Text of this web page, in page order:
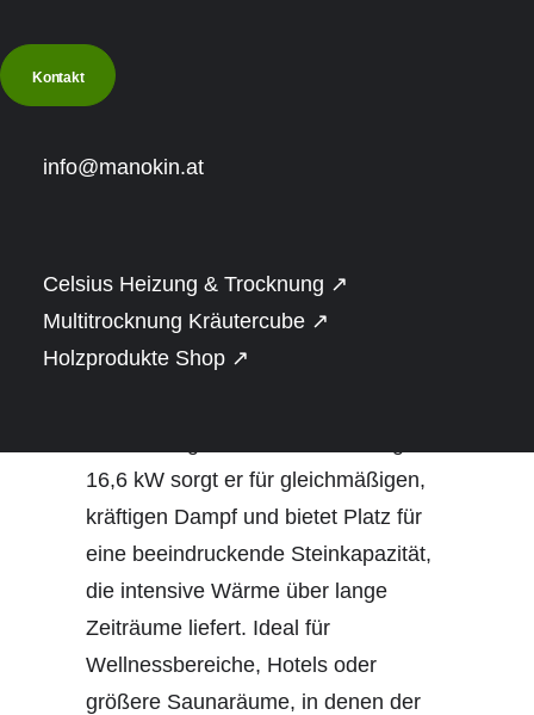
Kontakt
info@manokin.at
Celsius Heizung & Trocknung ↗
Multitrocknung Kräutercube ↗
Holzprodukte Shop ↗
gewerbliche Nutzung für
Sinne umhüllt, während Sie sich völlig
entspannen. Der Harvia Cilindro Pro
PC165E ist die perfekte Wahl für
16,6 kW sorgt er für gleichmäßigen,
kräftigen Dampf und bietet Platz für
eine beeindruckende Steinkapazität,
die intensive Wärme über lange
Zeiträume liefert. Ideal für
Wellnessbereiche, Hotels oder
größere Saunaräume, in denen der